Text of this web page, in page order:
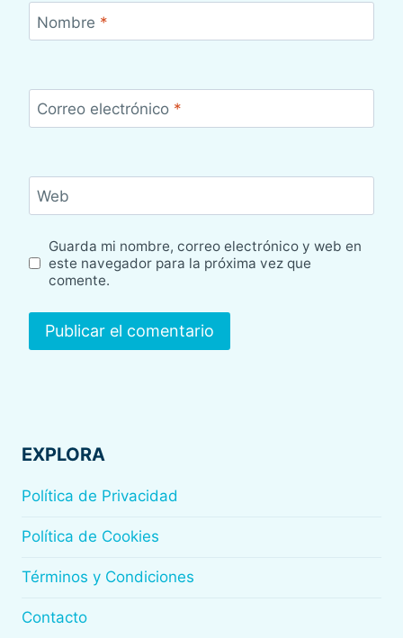
Nombre *
Correo electrónico *
Web
Guarda mi nombre, correo electrónico y web en
este navegador para la próxima vez que
comente.
EXPLORA
Política de Privacidad
Política de Cookies
Términos y Condiciones
Contacto